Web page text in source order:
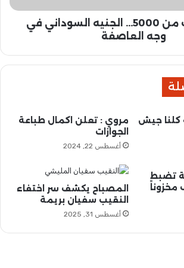
الدولار يقترب من 5000... الجنيه السوداني في
وجه العاصفة
كلنا جيش
مروي : تعلن اكمال طباعة
الجوازات
أغسطس 22, 2024
تضبط
مخزوناً
المصباح يكشف سر اختفاء
النقيب سفيان بريمة
أغسطس 31, 2025